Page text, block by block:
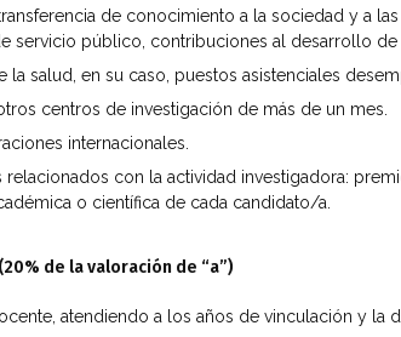
de conocimiento a la sociedad y a
servicio público, contribuciones al desarrollo de
la salud, en su caso, puestos asistenciales
centros de investigación de más de un mes.
internacionales.
relacionados con la actividad investigadora:
o científica de cada candidato/a.
de la valoración de “a”)
atendiendo a los años de vinculación y